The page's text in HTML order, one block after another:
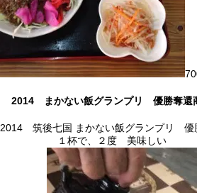
2014 まかない飯グランプリ 優勝奪還
2014 筑後七国 まかない飯グランプリ 優
１杯で、２度 美味しい